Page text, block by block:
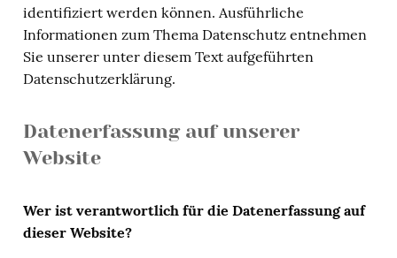
identifiziert werden können. Ausführliche
Informationen zum Thema Datenschutz entnehmen
Sie unserer unter diesem Text aufgeführten
Datenschutzerklärung.
Datenerfassung auf unserer
Website
Wer ist verantwortlich für die Datenerfassung auf
dieser Website?